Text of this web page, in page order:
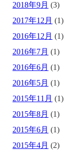
2018年9月 (3)
2017年12月 (1)
2016年12月 (1)
2016年7月 (1)
2016年6月 (1)
2016年5月 (1)
2015年11月 (1)
2015年8月 (1)
2015年6月 (1)
2015年4月 (2)